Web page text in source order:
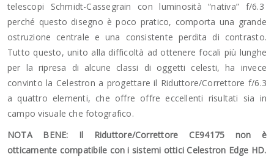
telescopi Schmidt-Cassegrain con luminosità “nativa” f/6.3
perché questo disegno è poco pratico, comporta una grande
ostruzione centrale e una consistente perdita di contrasto.
Tutto questo, unito alla difficoltà ad ottenere focali più lunghe
per la ripresa di alcune classi di oggetti celesti, ha invece
convinto la Celestron a progettare il Riduttore/Correttore f/6.3
a quattro elementi, che offre offre eccellenti risultati sia in
campo visuale che fotografico.
NOTA BENE: Il Riduttore/Correttore CE94175 non è
otticamente compatibile con i sistemi ottici Celestron Edge HD.